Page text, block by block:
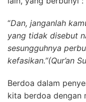
“Dan, janganlah
yang tidak disebut
sesungguhnya
kefasikan.”(Qur’an
Berdoa dalam
kita berdoa dengan